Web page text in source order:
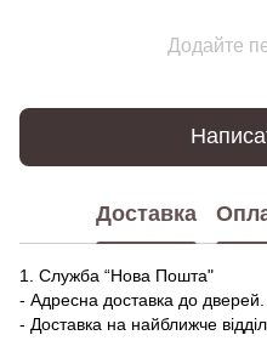
Додайте
Доставка
1. Служба “Нова Пошта"
- Адресна доставка до дверей.
- Доставка на найближче